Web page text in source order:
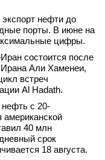
экспорт нефти до
порты. В июне на
цифры.
состоится после
Ирана Али Хаменеи,
встреч
Al Hadath.
с 20-
американской
40 млн
срок
18 августа.